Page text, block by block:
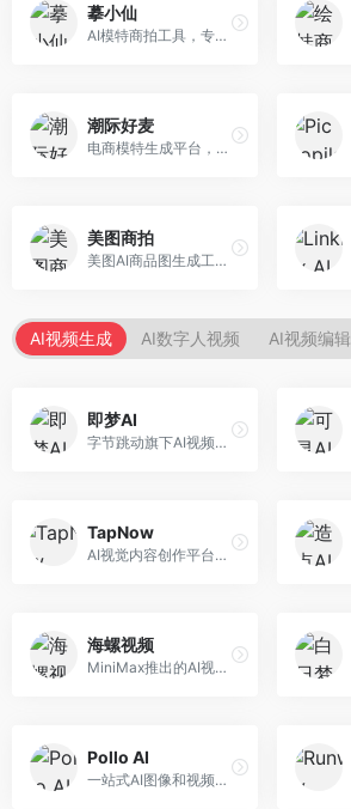
摹小仙
AI模特商拍工具，专注于服装电商。面向服装电商卖家，提供虚拟模特试穿、商品展示图生成等服务，模特形象多样，拍摄成本低。
潮际好麦
电商模特生成平台，支持AI虚拟模特创作。面向服装和配饰电商，提供模特试穿、商品展示、营销素材生成等服务，模特形象可定制。
美图商拍
美图AI商品图生成工具，整合美图生态。面向电商卖家，提供商品图美化、模特替换、场景生成等服务，移动端操作便捷。
AI视频生成 AI数字人视频 AI视频编辑
即梦AI
字节跳动旗下AI视频创作平台，支持多模态内容生成。面向内容创作者和营销人员，提供文生视频、图生视频、智能剪辑等功能，中文理解能力强，创作效率高。
TapNow
AI视觉内容创作平台，整合图像与视频生成能力。面向内容创作者，提供文生图、文生视频、智能编辑等服务，创作工具丰富，一站式体验便捷。
海螺视频
MiniMax推出的AI视频生成工具，支持高质量视频创作。面向内容创作者，提供文生视频、视频编辑等功能，生成速度快，视频效果自然流畅。
Pollo AI
一站式AI图像和视频创作平台，整合多种生成工具。面向内容创作者，提供文生图、文生视频、视频编辑等服务，创作工具全面，一站式体验便捷。